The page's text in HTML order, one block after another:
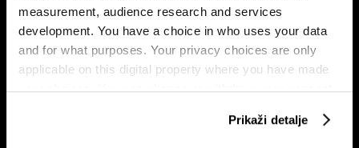
measurement, audience research and services
development. You have a choice in who uses your data
and for what purposes. Your privacy choices are only
applicable on this digital property where you have made
your choices. You can change or withdraw your consent
Prikaži detalje